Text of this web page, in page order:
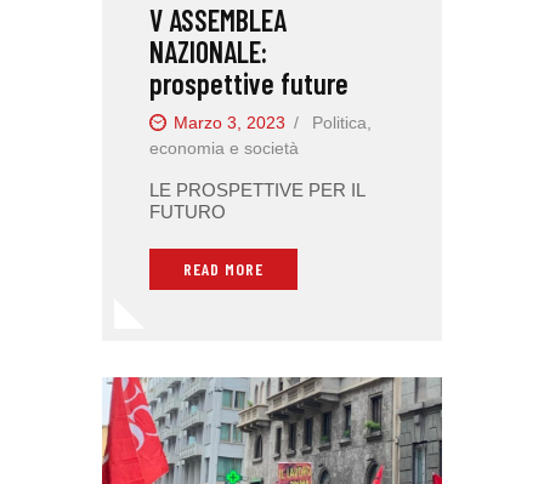
V ASSEMBLEA
NAZIONALE:
prospettive future
Marzo 3, 2023
Politica,
economia e società
LE PROSPETTIVE PER IL
FUTURO
READ MORE